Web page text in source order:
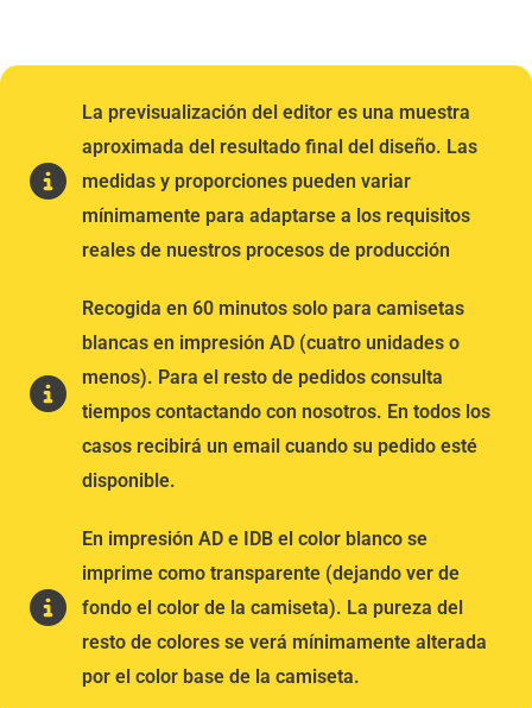
La previsualización del editor es una muestra
aproximada del resultado final del diseño. Las
medidas y proporciones pueden variar
mínimamente para adaptarse a los requisitos
reales de nuestros procesos de producción
Recogida en 60 minutos solo para camisetas
blancas en impresión AD (cuatro unidades o
menos). Para el resto de pedidos consulta
tiempos contactando con nosotros. En todos los
casos recibirá un email cuando su pedido esté
disponible.
En impresión AD e IDB el color blanco se
imprime como transparente (dejando ver de
fondo el color de la camiseta). La pureza del
resto de colores se verá mínimamente alterada
por el color base de la camiseta.